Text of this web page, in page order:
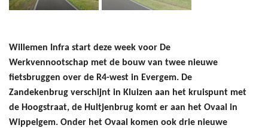
Willemen Infra start deze week voor De
Werkvennootschap met de bouw van twee nieuwe
fietsbruggen over de R4-west in Evergem. De
Zandekenbrug verschijnt in Kluizen aan het kruispunt met
de Hoogstraat, de Hultjenbrug komt er aan het Ovaal in
Wippelgem. Onder het Ovaal komen ook drie nieuwe